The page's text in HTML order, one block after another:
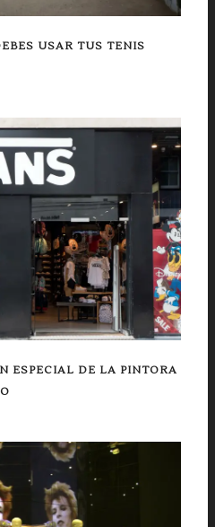
USAR TUS TENIS
ESPECIAL DE LA PINTORA